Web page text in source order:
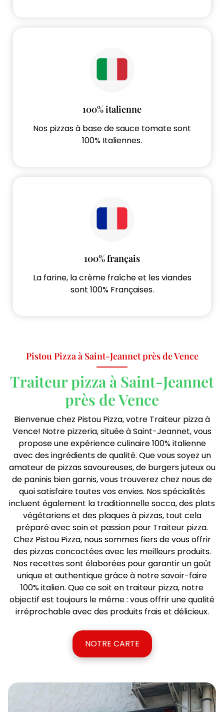
100% italienne
Nos pizzas à base de sauce tomate sont
100% Italiennes.
100% français
La farine, la crème fraîche et les viandes
sont 100% Françaises.
Pistou Pizza à Saint-Jeannet près de Vence
Traiteur pizza à Saint-Jeannet
près de Vence
Bienvenue chez Pistou Pizza, votre Traiteur pizza à
Vence! Notre pizzeria, située à Saint-Jeannet, vous
propose une expérience culinaire 100% italienne
avec des ingrédients de qualité. Que vous soyez un
amateur de pizzas savoureuses, de burgers juteux ou
de paninis bien garnis, vous trouverez chez nous de
quoi satisfaire toutes vos envies. Nos spécialités
incluent également la traditionnelle socca, des plats
végétariens et des plaques à pizzas, tout cela
préparé avec soin et passion pour Traiteur pizza.
Chez Pistou Pizza, nous sommes fiers de vous offrir
des pizzas concoctées avec les meilleurs produits.
Nos recettes sont élaborées pour garantir un goût
unique et authentique grâce à notre savoir-faire
100% italien. Que ce soit en traiteur pizza, notre
objectif est toujours le même : vous offrir une qualité
irréprochable avec des produits frais et délicieux.
NOTRE CARTE